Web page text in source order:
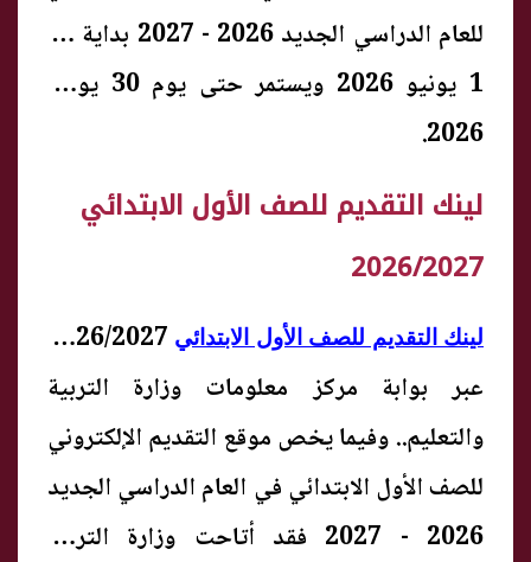
للعام الدراسي الجديد 2026 - 2027 بداية من
1 يونيو 2026 ويستمر حتى يوم 30 يونيو
2026.
لينك التقديم للصف الأول الابتدائي
2026/2027
لينك التقديم للصف الأول الابتدائي 2026/2027
عبر بوابة مركز معلومات وزارة التربية
والتعليم.. وفيما يخص موقع التقديم الإلكتروني
للصف الأول الابتدائي في العام الدراسي الجديد
2026 - 2027 فقد أتاحت وزارة التربية